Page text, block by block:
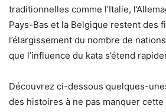
traditionnelles comme l’Italie,
Pays-Bas et la Belgique restent des
l’élargissement du nombre de
que l’influence du kata s’étend
Découvrez ci-dessous quelques-
des histoires à ne pas manquer cette